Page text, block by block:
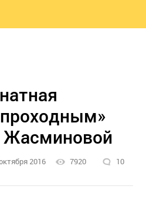
Жасминовой
2016 7920 10